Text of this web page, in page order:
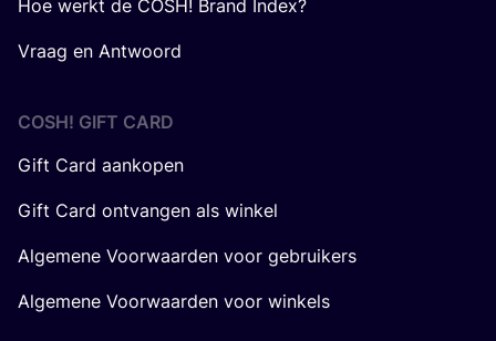
Hoe werkt de COSH! Brand Index?
Vraag en Antwoord
COSH! GIFT CARD
Gift Card aankopen
Gift Card ontvangen als winkel
Algemene Voorwaarden voor gebruikers
Algemene Voorwaarden voor winkels